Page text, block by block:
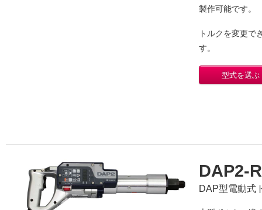
製作可能です。
トルクを変更で
す。
型式を選ぶ
DAP2-R
DAP型電動式